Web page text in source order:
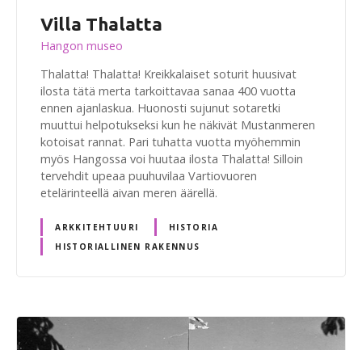
Villa Thalatta
Hangon museo
Thalatta! Thalatta! Kreikkalaiset soturit huusivat
ilosta tätä merta tarkoittavaa sanaa 400 vuotta
ennen ajanlaskua. Huonosti sujunut sotaretki
muuttui helpotukseksi kun he näkivät Mustanmeren
kotoisat rannat. Pari tuhatta vuotta myöhemmin
myös Hangossa voi huutaa ilosta Thalatta! Silloin
tervehdit upeaa puuhuvilaa Vartiovuoren
etelärinteellä aivan meren äärellä.
ARKKITEHTUURI
HISTORIA
HISTORIALLINEN RAKENNUS